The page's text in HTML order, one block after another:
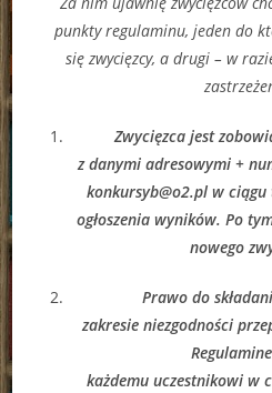
punkty regulaminu, jeden do
się zwycięzcy, a drugi – w
Zwycięzca jest
z danymi adresowymi +
konkursyb@o2.pl w
ogłoszenia wyników. Po
nowego
Prawo do
zakresie niezgodności
każdemu uczestnikowi w